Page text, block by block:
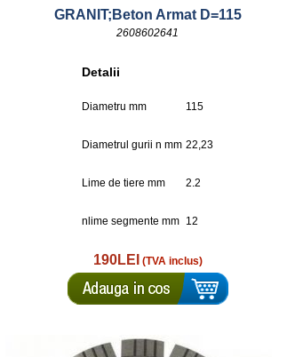
GRANIT;Beton Armat D=115
2608602641
Detalii
Diametru mm 115
Diametrul gurii n mm 22,23
Lime de tiere mm 2.2
nlime segmente mm 12
190LEI (TVA inclus)